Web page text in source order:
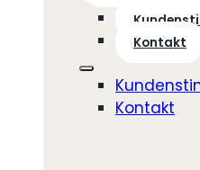
Kontakt
Kontakt